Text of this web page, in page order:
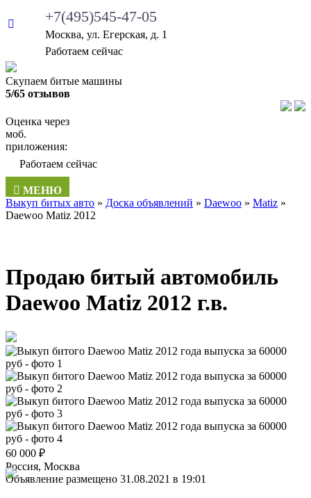
+7(495)545-47-05
Москва, ул. Егерская, д. 1
Работаем сейчас
Скупаем битые машины
5/65 отзывов
Оценка через
моб.
приложения:
Работаем сейчас
МЕНЮ
Выкуп битых авто » Доска объявлений » Daewoo » Matiz »
Daewoo Matiz 2012
Продаю битый автомобиль
Daewoo Matiz 2012 г.в.
60 000 ₽
Россия, Москва
Объявление размещено 31.08.2021 в 19:01